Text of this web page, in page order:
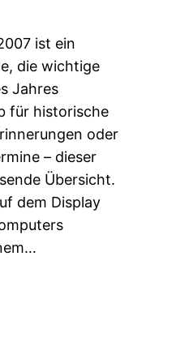
ist ein
die wichtige
Jahres
für historische
oder
– dieser
Übersicht.
dem Display